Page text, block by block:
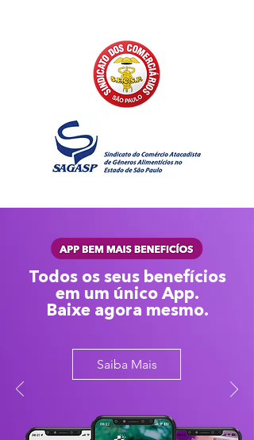
Todos os seus benefícios
em um único App.
Baixe agora mesmo.
Saiba Mais